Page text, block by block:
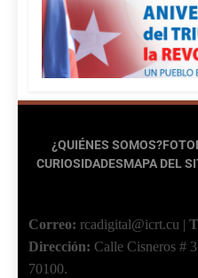
¿QUIÉNES SOMOS?
CURIOSIDADESMAPA DEL
Correo: rcadigital@icrt.cu
Dirección: Calle Cisneros #
70100.